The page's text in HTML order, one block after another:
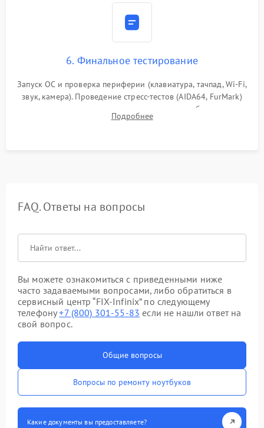
6. Финальное тестирование
Запуск ОС и проверка периферии (клавиатура, тачпад, Wi-Fi,
звук, камера). Проведение стресс-тестов (AIDA64, FurMark)
для контроля температурного режима и стабильности
системы под пиковой нагрузкой.
Подробнее
FAQ. Ответы на вопросы
Вы можете ознакомиться с приведенными ниже
часто задаваемыми вопросами, либо обратиться в
сервисный центр “FIX-Infinix” по следующему
телефону+7 (800) 301-55-83 если не нашли ответ на
свой вопрос.
Общие вопросы
Вопросы по ремонту ноутбуков
Какие документы вы предоставляете?